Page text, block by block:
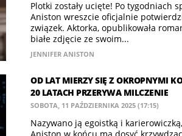
Plotki zostały ucięte! Po tygodniach
Aniston wreszcie oficjalnie
związek. Aktorka, opublikowała
białe zdjęcie ze swoim...
JENNIFER ANISTON
OD LAT MIERZY SIĘ Z OKROPNYMI
20 LATACH PRZERYWA MILCZENIE
SOBOTA, 11 PAŹDZIERNIKA 2025 (17:15)
Nazywano ją egoistką i